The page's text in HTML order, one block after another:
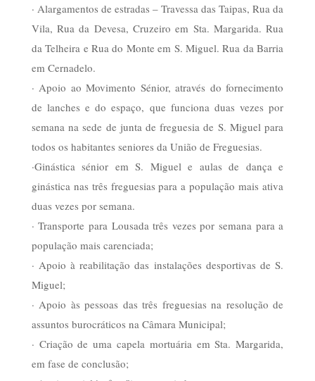
· Alargamentos de estradas – Travessa das Taipas, Rua da
Vila, Rua da Devesa, Cruzeiro em Sta. Margarida. Rua
da Telheira e Rua do Monte em S. Miguel. Rua da Barria
em Cernadelo.
· Apoio ao Movimento Sénior, através do fornecimento
de lanches e do espaço, que funciona duas vezes por
semana na sede de junta de freguesia de S. Miguel para
todos os habitantes seniores da União de Freguesias.
·Ginástica sénior em S. Miguel e aulas de dança e
ginástica nas três freguesias para a população mais ativa
duas vezes por semana.
· Transporte para Lousada três vezes por semana para a
população mais carenciada;
· Apoio à reabilitação das instalações desportivas de S.
Miguel;
· Apoio às pessoas das três freguesias na resolução de
assuntos burocráticos na Câmara Municipal;
· Criação de uma capela mortuária em Sta. Margarida,
em fase de conclusão;